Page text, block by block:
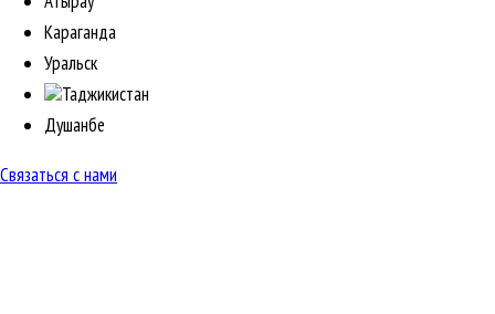
Караганда
Уральск
Таджикистан
Душанбе
Связаться с нами